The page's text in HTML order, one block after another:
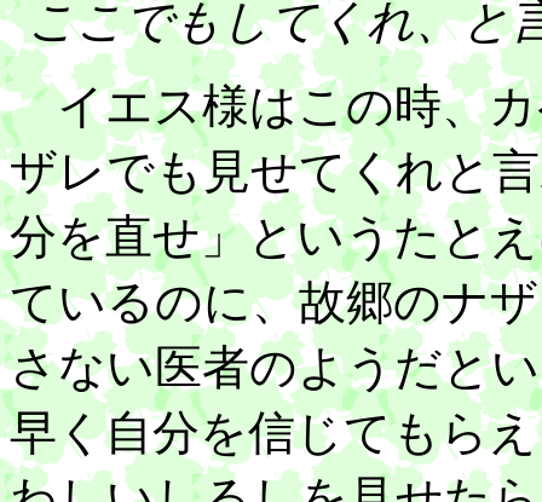
ここでもしてくれ、と
イエス様はこの時、カ
ザレでも見せてくれと
分を直せ」というたと
ているのに、故郷のナ
さない医者のようだと
早く自分を信じてもら